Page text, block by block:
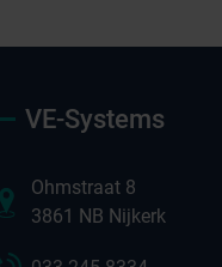
VE-Systems
Ohmstraat 8
3861 NB Nijkerk